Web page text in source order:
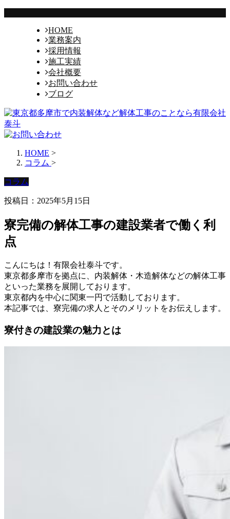
HOME
業務案内
採用情報
施工実績
会社概要
お問い合わせ
ブログ
HOME >
コラム >
コラム
投稿日：2025年5月15日
寮完備の解体工事の建設業者で働く利
点
こんにちは！有限会社泰斗です。
東京都多摩市を拠点に、内装解体・木造解体などの解体工事
といった業務を展開しております。
東京都内を中心に関東一円で活動しております。
本記事では、寮完備の求人とそのメリットをお伝えします。
寮付きの建設業の魅力とは